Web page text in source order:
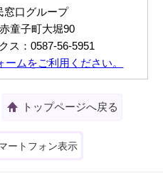
窓口グループ
童子町大堀90
ス：0587-56-5951
ムをご利用ください。
トップページへ戻る
ートフォン表示